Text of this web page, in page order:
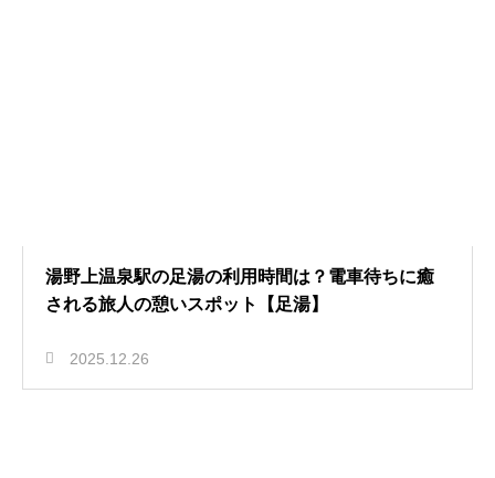
湯野上温泉駅の足湯の利用時間は？電車待ちに癒
される旅人の憩いスポット【足湯】
2025.12.26